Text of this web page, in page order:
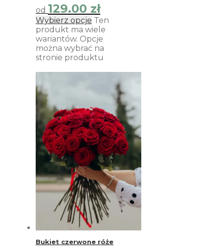
od 129.00 zł
Wybierz opcje Ten
produkt ma wiele
wariantów. Opcje
można wybrać na
stronie produktu
Bukiet czerwone róże